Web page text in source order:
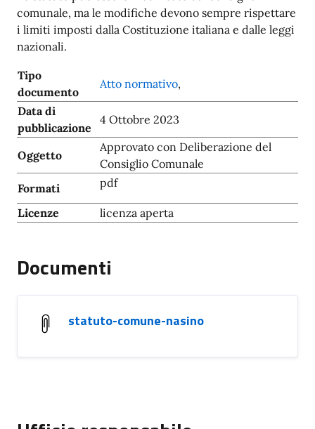
comunale, ma le modifiche devono sempre rispettare
i limiti imposti dalla Costituzione italiana e dalle leggi
nazionali.
Tipo
documento
Atto normativo,
Data di
pubblicazione
4 Ottobre 2023
Oggetto
Approvato con Deliberazione del
Consiglio Comunale
Formati
pdf
Licenze licenza aperta
Documenti
statuto-comune-nasino